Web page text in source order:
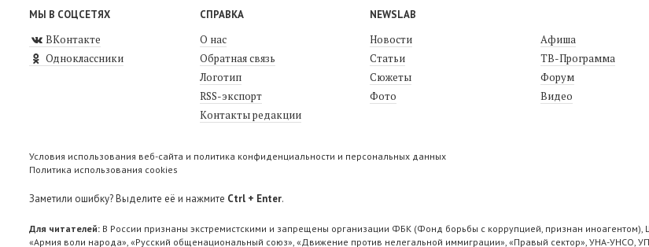
МЫ В СОЦСЕТЯХ
ВКонтакте
Одноклассники
СПРАВКА
О нас
Обратная связь
Логотип
RSS-экспорт
Контакты редакции
NEWSLAB
Новости
Статьи
Сюжеты
Фото
Афиша
ТВ-Программа
Форум
Видео
Условия использования веб-сайта и политика конфиденциальности и персональных данных
Политика использования cookies
Заметили ошибку? Выделите её и нажмите Ctrl + Enter.
Для читателей: В России признаны экстремистскими и запрещены организации ФБК (Фонд борьбы с коррупцией, признан иноагентом),
«Армия воли народа», «Русский общенациональный союз», «Движение против нелегальной иммиграции», «Правый сектор», УНА-УНСО,